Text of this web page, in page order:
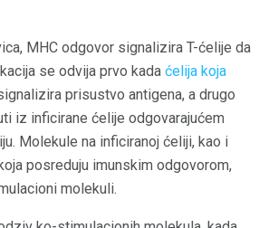
MHC odgovor signalizira T-ćelije da
se odvija prvo kada ćelija koja
prisustvo antigena, a drugo
iz inficirane ćelije odgovarajućem
Molekule na inficiranoj ćeliji, kao i
posreduju imunskim odgovorom,
molekuli.